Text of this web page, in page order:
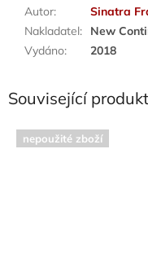
Autor:
Sinatra
Nakladatel:
New
Vydáno: 2018
Související
nepoužité zboží